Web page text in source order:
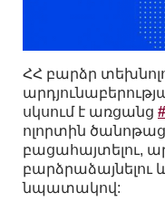
ՀՀ բարձր
սկսում է առցանց
ոլորտին
բացահայտելու,
բարձրաձայնելու
նպատակով: